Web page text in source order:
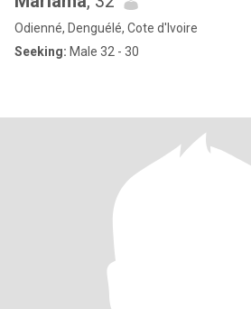
Odienné, Denguélé, Cote d'Ivoire
Seeking: Male 32 - 30